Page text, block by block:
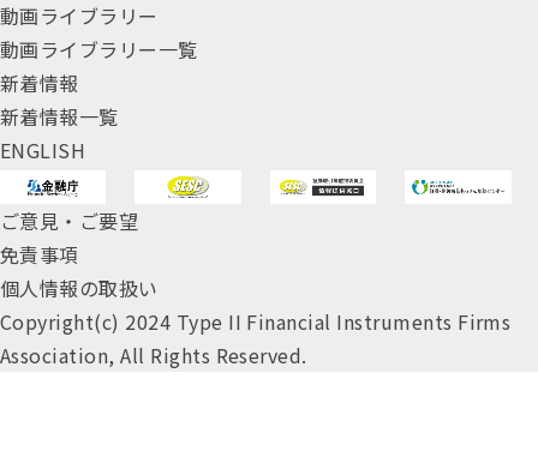
動画ライブラリー
動画ライブラリー一覧
新着情報
新着情報一覧
ENGLISH
ご意見・ご要望
免責事項
個人情報の取扱い
Copyright(c) 2024 Type II Financial Instruments Firms
Association, All Rights Reserved.